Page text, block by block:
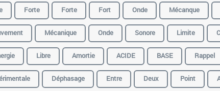
Forte Forte Fort Onde Mécanque
Mécanique Onde Sonore Limite
Libre Amortie ACIDE BASE Rappel
Déphasage Entre Deux Point